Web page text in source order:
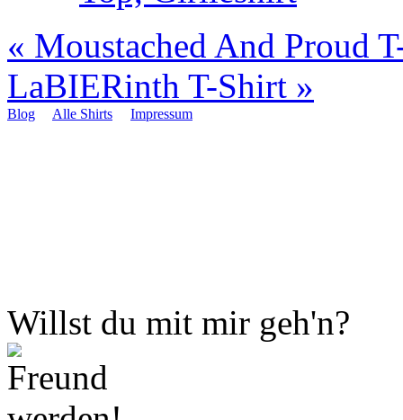
« Moustached And Proud
LaBIERinth T-Shirt »
Blog Alle Shirts Impressum
Willst du mit mir geh'n?